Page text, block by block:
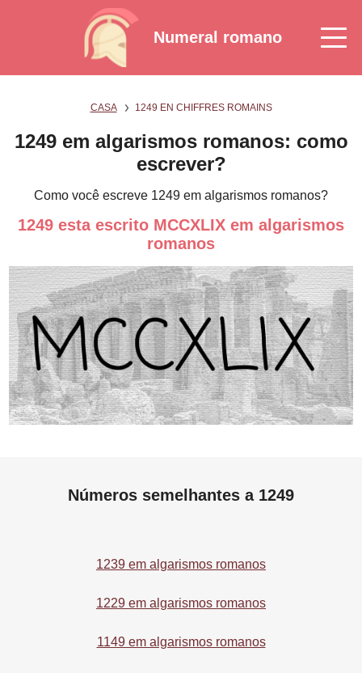
Numeral romano
CASA 1249 EN CHIFFRES ROMAINS
1249 em algarismos romanos: como
escrever?
Como você escreve 1249 em algarismos romanos?
1249 esta escrito MCCXLIX em algarismos
romanos
Números semelhantes a 1249
1239 em algarismos romanos
1229 em algarismos romanos
1149 em algarismos romanos